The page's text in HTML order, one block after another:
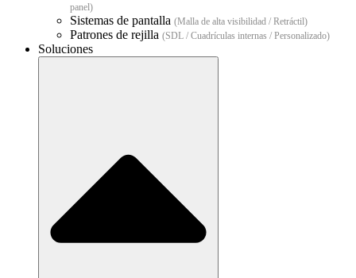
panel)
Sistemas de pantalla (Malla de alta visibilidad / Retráctil)
Patrones de rejilla (SDL / Cuadrículas internas / Personalizado)
Soluciones